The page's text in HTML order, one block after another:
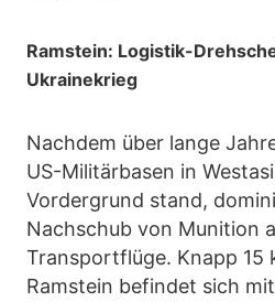
Ramstein: Logistik-
Ukrainekrieg
Nachdem über lange
US-Militärbasen in
Vordergrund stand,
Nachschub von Munition
Transportflüge. Knapp 15
Ramstein befindet sich